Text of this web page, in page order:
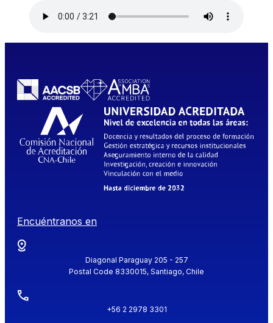
Encuéntranos en
Diagonal Paraguay 205 - 257
Postal Code 8330015, Santiago, Chile
+56 2 2978 3301